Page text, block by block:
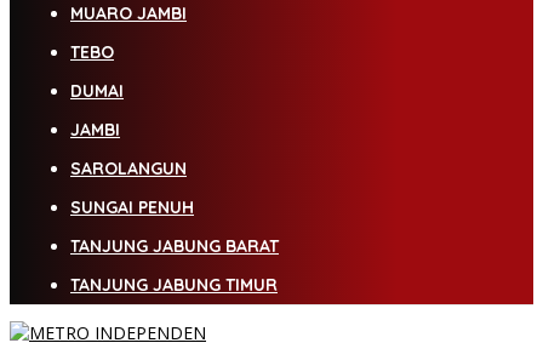
MUARO JAMBI
TEBO
DUMAI
JAMBI
SAROLANGUN
SUNGAI PENUH
TANJUNG JABUNG BARAT
TANJUNG JABUNG TIMUR